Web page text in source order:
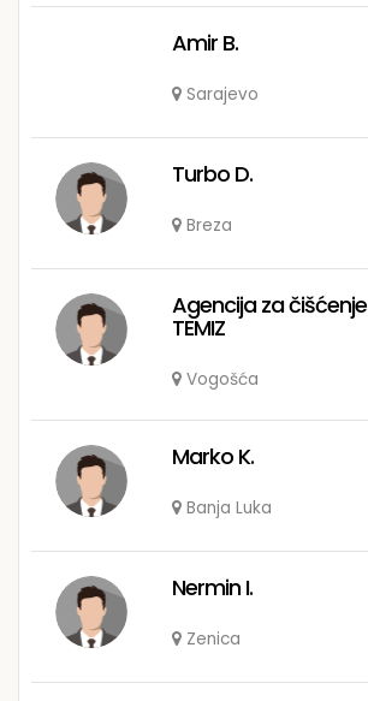
Amir B.
Sarajevo
Turbo D.
Breza
Agencija za čišćenje
TEMIZ
Vogošća
Marko K.
Banja Luka
Nermin I.
Zenica